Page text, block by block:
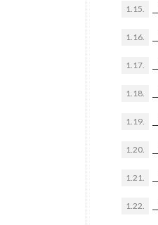
1.15.
1.16.
1.17.
1.18.
1.19.
1.20.
1.21.
1.22.